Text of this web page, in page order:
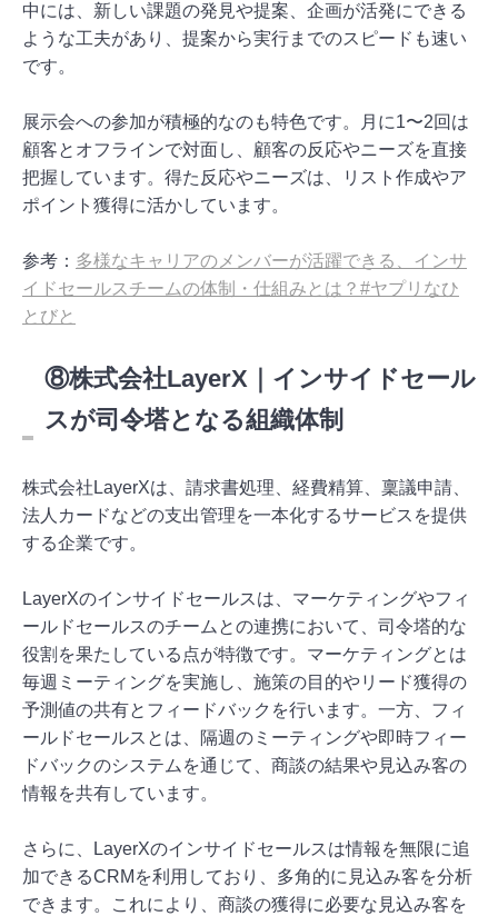
中には、新しい課題の発見や提案、企画が活発にできる
ような工夫があり、提案から実行までのスピードも速い
です。
展示会への参加が積極的なのも特色です。月に1〜2回は
顧客とオフラインで対面し、顧客の反応やニーズを直接
把握しています。得た反応やニーズは、リスト作成やア
ポイント獲得に活かしています。
参考： 多様なキャリアのメンバーが活躍できる、インサ
イドセールスチームの体制・仕組みとは？#ヤプリなひ
とびと
⑧株式会社LayerX｜インサイドセール
スが司令塔となる組織体制
株式会社LayerXは、請求書処理、経費精算、稟議申請、
法人カードなどの支出管理を一本化するサービスを提供
する企業です。
LayerXのインサイドセールスは、マーケティングやフィ
ールドセールスのチームとの連携において、司令塔的な
役割を果たしている点が特徴です。マーケティングとは
毎週ミーティングを実施し、施策の目的やリード獲得の
予測値の共有とフィードバックを行います。一方、フィ
ールドセールスとは、隔週のミーティングや即時フィー
ドバックのシステムを通じて、商談の結果や見込み客の
情報を共有しています。
さらに、LayerXのインサイドセールスは情報を無限に追
加できるCRMを利用しており、多角的に見込み客を分析
できます。これにより、商談の獲得に必要な見込み客を